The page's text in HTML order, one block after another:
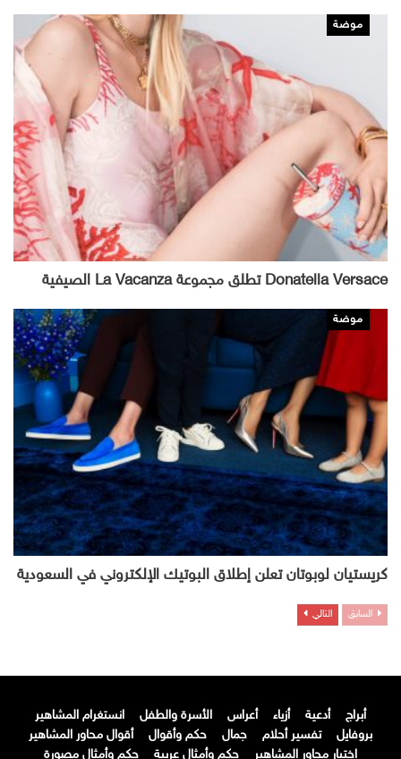
موضة
Donatella Versace تطلق مجموعة La Vacanza الصيفية
موضة
كريستيان لوبوتان تعلن إطلاق البوتيك الإلكتروني في السعودية
السابق التالي
أبراج أدعية أزياء أعراس الأسرة والطفل
انستغرام المشاهير
بروفايل
تفسير أحلام جمال حكم وأقوال
أقوال محاور المشاهير
اختيار محاور المشاهير
حكم وأمثال عربية حكم وأمثال مصورة